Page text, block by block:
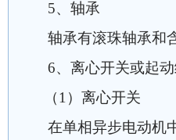
5、轴承
轴承有滚珠轴承和
6、离心开关或起动
（1）离心开关
在单相异步电动机